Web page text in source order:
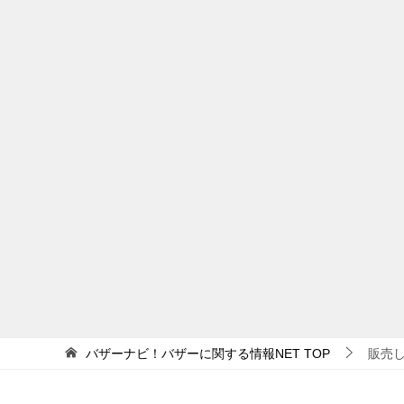
バザーナビ！バザーに関する情報NET TOP 販売